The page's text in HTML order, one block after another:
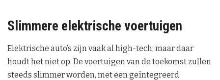
Slimmere elektrische voertuigen
Elektrische auto’s zijn vaak al high-tech, maar daar
houdt het niet op. De voertuigen van de toekomst zullen
steeds slimmer worden, met een geïntegreerd